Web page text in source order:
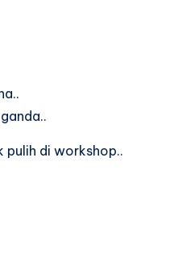
pulih di workshop..